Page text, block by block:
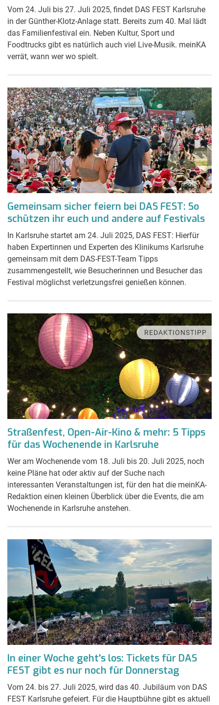
Vom 24. Juli bis 27. Juli 2025, findet DAS FEST Karlsruhe
in der Günther-Klotz-Anlage statt. Bereits zum 40. Mal lädt
das Familienfestival ein. Neben Kultur, Sport und
Foodtrucks gibt es natürlich auch viel Live-Musik. meinKA
verrät, wann wer wo spielt.
Gemeinsam sicher feiern bei DAS FEST: So
schützen ihr euch und andere auf Festivals
In Karlsruhe startet am 24. Juli 2025, DAS FEST: Hierfür
haben Expertinnen und Experten des Klinikums Karlsruhe
gemeinsam mit dem DAS-FEST-Team Tipps
zusammengestellt, wie Besucherinnen und Besucher das
Festival möglichst verletzungsfrei genießen können.
REDAKTIONSTIPP
Straßenfest, Open-Air-Kino & mehr: 5 Tipps
für das Wochenende in Karlsruhe
Wer am Wochenende vom 18. Juli bis 20. Juli 2025, noch
keine Pläne hat oder aktiv auf der Suche nach
interessanten Veranstaltungen ist, für den hat die meinKA-
Redaktion einen kleinen Überblick über die Events, die am
Wochenende in Karlsruhe anstehen.
In einer Woche geht's los: Tickets für DAS
FEST gibt es nur noch für Donnerstag
Vom 24. bis 27. Juli 2025, wird das 40. Jubiläum von DAS
FEST Karlsruhe gefeiert. Für die Hauptbühne gibt es aktuell